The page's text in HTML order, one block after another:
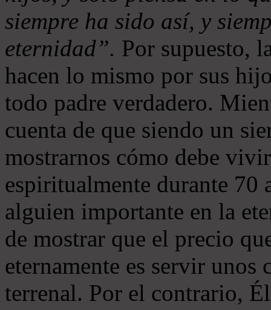
siempre ha sido así, y
eternidad”. Por supuesto,
hacen lo mismo por sus
todo padre verdadero.
cuenta de que siendo un
mostrarnos cómo debe
espiritualmente durante 70
alguien importante en la
de mostrar que el precio
eternamente es servir unos
terrenal. Por el contrario,